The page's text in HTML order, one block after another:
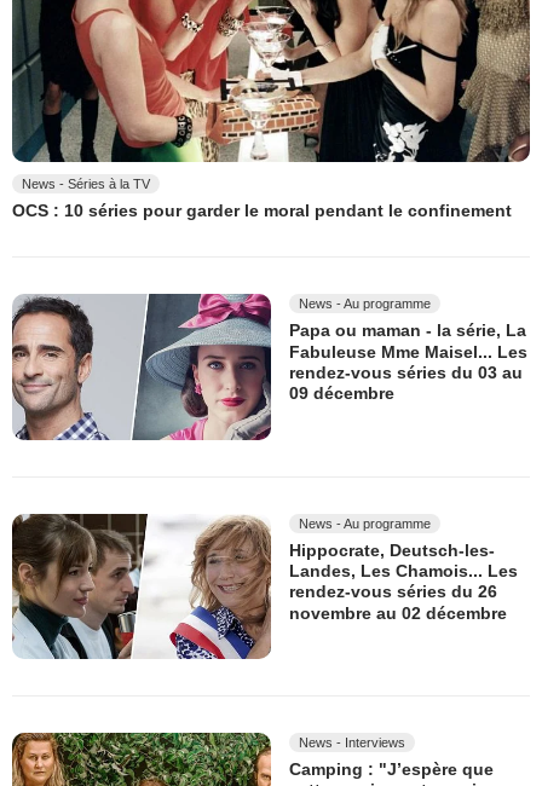
News - Séries à la TV
OCS : 10 séries pour garder le moral pendant le confinement
News - Au programme
Papa ou maman - la série, La
Fabuleuse Mme Maisel... Les
rendez-vous séries du 03 au
09 décembre
News - Au programme
Hippocrate, Deutsch-les-
Landes, Les Chamois... Les
rendez-vous séries du 26
novembre au 02 décembre
News - Interviews
Camping : "J’espère que